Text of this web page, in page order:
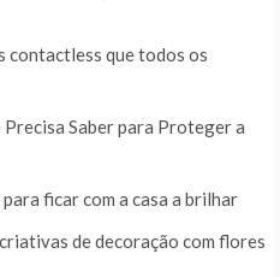
contactless que todos os
Saber para Proteger a
ficar com a casa a brilhar
de decoração com flores